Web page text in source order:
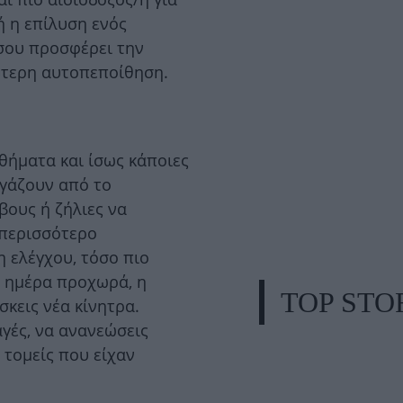
η επίλυση ενός
προσφέρει την
αυτοπεποίθηση.
και ίσως κάποιες
από το
ή ζήλιες να
ελέγχου, τόσο πιο
ημέρα προχωρά, η
νέα κίνητρα.
να ανανεώσεις
που είχαν
TOP